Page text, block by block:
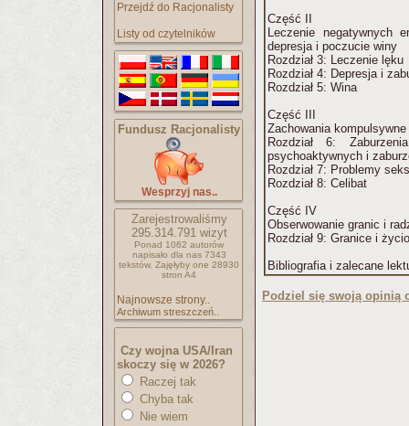
Przejdź do Racjonalisty
Listy od czytelników
Fundusz Racjonalisty
Wesprzyj nas..
Zarejestrowaliśmy
295.314.791wizyt
Ponad 1062 autorów
napisało dla nas 7343
tekstów. Zajęłyby one 28930
stron A4
Najnowsze strony..
Archiwum streszczeń..
Czy wojna USA/Iran
skoczy się w 2026?
Raczej tak
Chyba tak
Nie wiem
Część II
Leczenie negatywnych
depresja i poczucie winy
Rozdział 3: Leczenie lęku
Rozdział 4: Depresja i
Rozdział 5: Wina
Część III
Zachowania
Rozdział 6:
psychoaktywnych i
Rozdział 7: Problemy
Rozdział 8: Celibat
Część IV
Obserwowanie granic i
Rozdział 9: Granice i
Bibliografia i zalecane
Podziel się swoją opinią